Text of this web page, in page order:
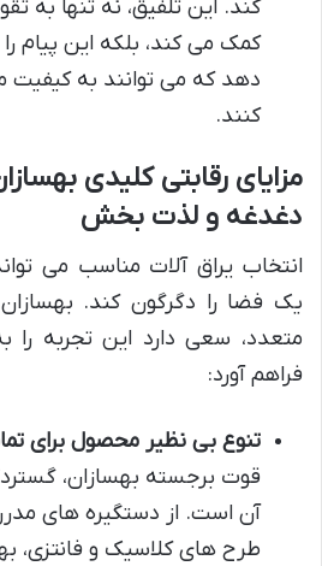
کند. این تلفیق، نه تنها به
کمک می کند، بلکه این پیام
دهد که می توانند به کیفیت
کنند.
مزایای رقابتی کلیدی
دغدغه و لذت بخش
انتخاب یراق آلات مناسب می
یک فضا را دگرگون کند. بهسازان
متعدد، سعی دارد این تجربه
فراهم آورد:
تنوع بی نظیر محصول برای
قوت برجسته بهسازان،
آن است. از دستگیره های
طرح های کلاسیک و فانتزی،